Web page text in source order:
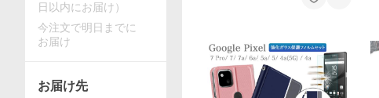
日以内にお届け）
今注文で明日までに
お届け
お届け先